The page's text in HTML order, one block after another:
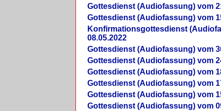
Gottesdienst (Audiofassung) vom
Gottesdienst (Audiofassung) vom
Konfirmationsgottesdienst
08.05.2022
Gottesdienst (Audiofassung) vom
Gottesdienst (Audiofassung) vom
Gottesdienst (Audiofassung) vom
Gottesdienst (Audiofassung) vom
Gottesdienst (Audiofassung) vom
Gottesdienst (Audiofassung) vom